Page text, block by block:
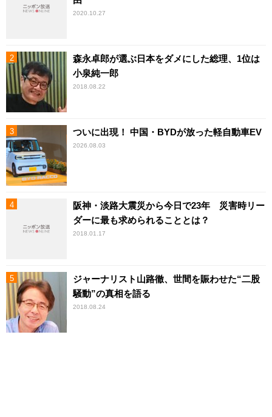
2020.10.27
森永卓郎が選ぶ日本をダメにした総理、1位は
小泉純一郎
2018.08.22
ついに出現！ 中国・BYDが放った軽自動車EV
2026.08.03
阪神・淡路大震災から今日で23年 災害時リー
ダーに最も求められることとは？
2018.01.17
ジャーナリスト山路徹、世間を賑わせた“二股
騒動”の真相を語る
2018.08.24